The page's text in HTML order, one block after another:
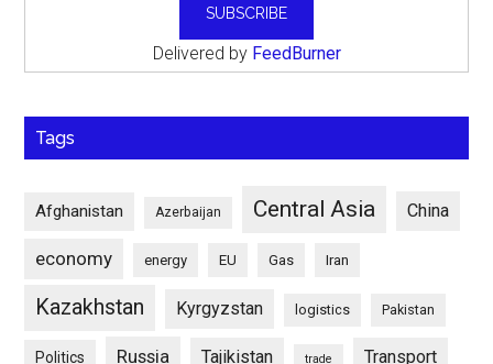
Delivered by FeedBurner
Tags
Afghanistan Azerbaijan Central Asia China
economy energy EU Gas Iran
Kazakhstan Kyrgyzstan logistics Pakistan
Politics Russia Tajikistan trade Transport